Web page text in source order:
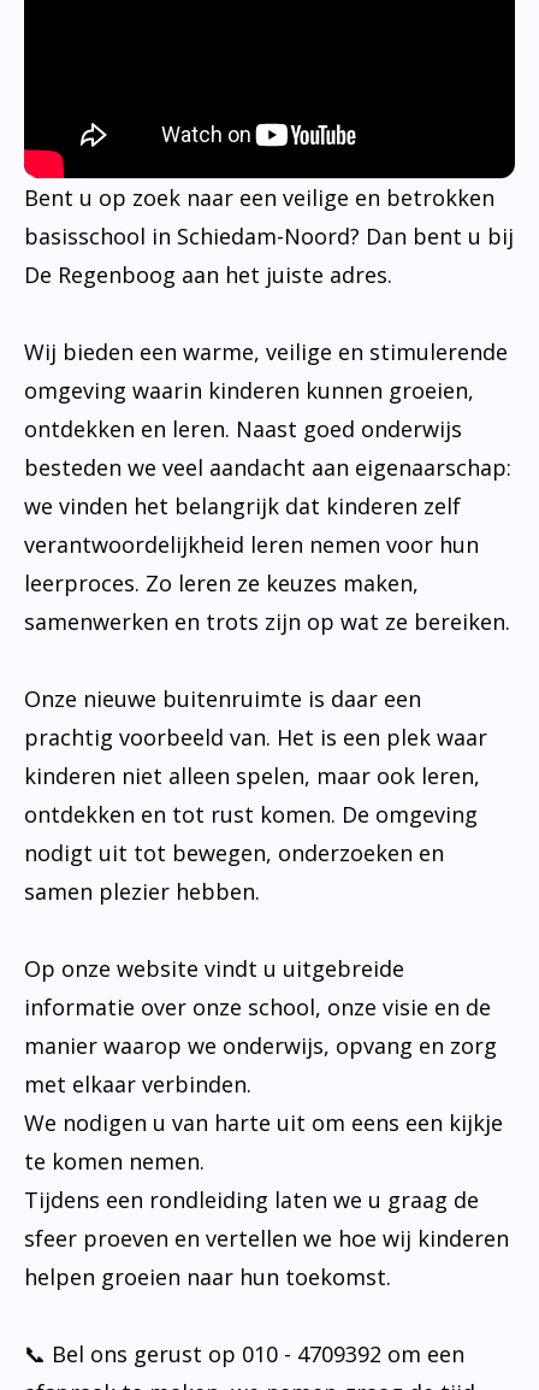
Bent u op zoek naar een veilige en betrokken
basisschool in Schiedam-Noord? Dan bent u bij
De Regenboog aan het juiste adres.
Wij bieden een warme, veilige en stimulerende
omgeving waarin kinderen kunnen groeien,
ontdekken en leren. Naast goed onderwijs
besteden we veel aandacht aan eigenaarschap:
we vinden het belangrijk dat kinderen zelf
verantwoordelijkheid leren nemen voor hun
leerproces. Zo leren ze keuzes maken,
samenwerken en trots zijn op wat ze bereiken.
Onze nieuwe buitenruimte is daar een
prachtig voorbeeld van. Het is een plek waar
kinderen niet alleen spelen, maar ook leren,
ontdekken en tot rust komen. De omgeving
nodigt uit tot bewegen, onderzoeken en
samen plezier hebben.
Op onze website vindt u uitgebreide
informatie over onze school, onze visie en de
manier waarop we onderwijs, opvang en zorg
met elkaar verbinden.
We nodigen u van harte uit om eens een kijkje
te komen nemen.
Tijdens een rondleiding laten we u graag de
sfeer proeven en vertellen we hoe wij kinderen
helpen groeien naar hun toekomst.
📞 Bel ons gerust op 010 - 4709392 om een